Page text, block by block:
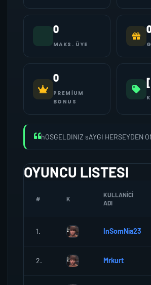
0
MAKS. ÜYE
0
PREMIUM
BONUS
hOSGELDINIZ sAYGI HERSEYDEN
OYUNCU LISTESI
# K
KULLANICI
ADI
1. InSomNia23
2. Mrkurt